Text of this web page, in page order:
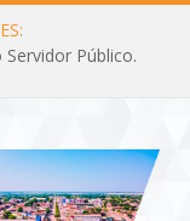
Público.